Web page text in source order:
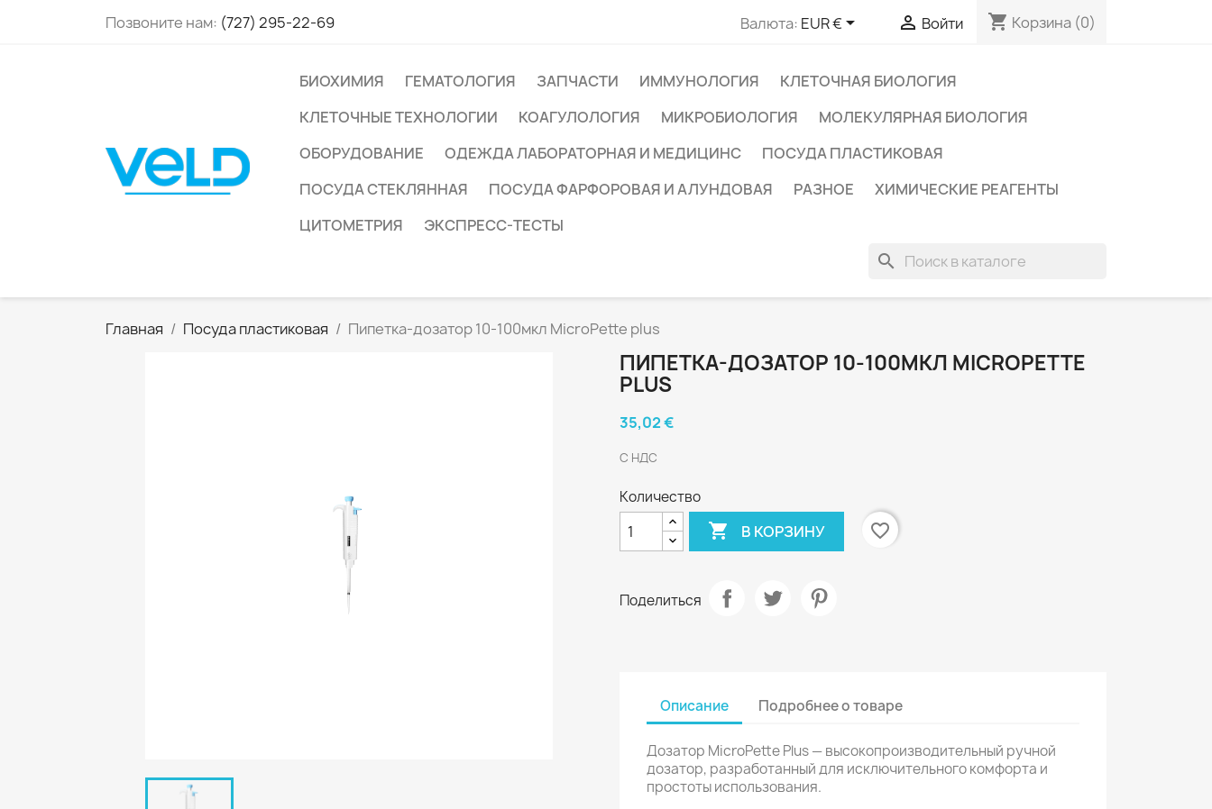
Позвоните нам: (727) 295-22-69 Валюта: EUR €  Войти shopping_cart Корзина (0)
БИОХИМИЯ ГЕМАТОЛОГИЯ ЗАПЧАСТИ ИММУНОЛОГИЯ
КЛЕТОЧНАЯ БИОЛОГИЯ
КЛЕТОЧНЫЕ ТЕХНОЛОГИИ
КОАГУЛОЛОГИЯ МИКРОБИОЛОГИЯ
МОЛЕКУЛЯРНАЯ БИОЛОГИЯ
ОБОРУДОВАНИЕ
ОДЕЖДА ЛАБОРАТОРНАЯ И МЕДИЦИНС
ПОСУДА ПЛАСТИКОВАЯ
ПОСУДА СТЕКЛЯННАЯ
ПОСУДА ФАРФОРОВАЯ И АЛУНДОВАЯ РАЗНОЕ
ХИМИЧЕСКИЕ РЕАГЕНТЫ
ЦИТОМЕТРИЯ
ЭКСПРЕСС-ТЕСТЫ
search
Главная Посуда пластиковая Пипетка-дозатор 10-100мкл MicroPette plus
ПИПЕТКА-ДОЗАТОР 10-100МКЛ MICROPETTE
PLUS
35,02 €
С НДС
Количество
 В КОРЗИНУ favorite_border
Поделиться
Описание Подробнее о товаре
Дозатор MicroPette Plus — высокопроизводительный ручной
дозатор, разработанный для исключительного комфорта и
простоты использования.